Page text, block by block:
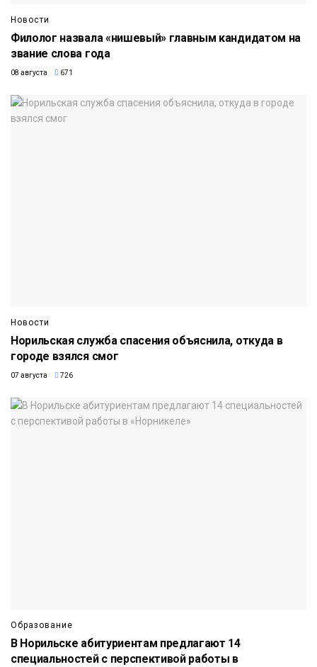
Новости
Филолог назвала «нишевый» главным кандидатом на
звание слова года
08 августа 671
Новости
Норильская служба спасения объяснила, откуда в
городе взялся смог
07 августа 726
Образование
В Норильске абитуриентам предлагают 14
специальностей с перспективой работы в